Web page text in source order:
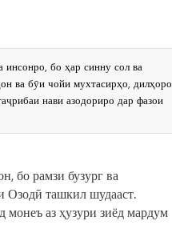
бо ҳар синну сол ва
ва бӯи чойи мухтасирҳо, дилҳоро
нави азодориро дар фазои
бо рамзи бузург ва
Озодӣ ташкил шудааст.
монеъ аз ҳузури зиёд мардум